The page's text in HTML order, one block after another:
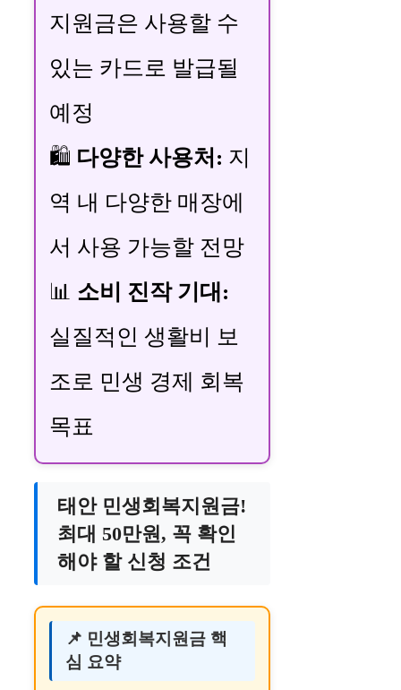
지원금은 사용할 수
있는 카드로 발급될
예정
🛍️ 다양한 사용처: 지
역 내 다양한 매장에
서 사용 가능할 전망
📊 소비 진작 기대:
실질적인 생활비 보
조로 민생 경제 회복
목표
태안 민생회복지원금!
최대 50만원, 꼭 확인
해야 할 신청 조건
📌 민생회복지원금 핵
심 요약